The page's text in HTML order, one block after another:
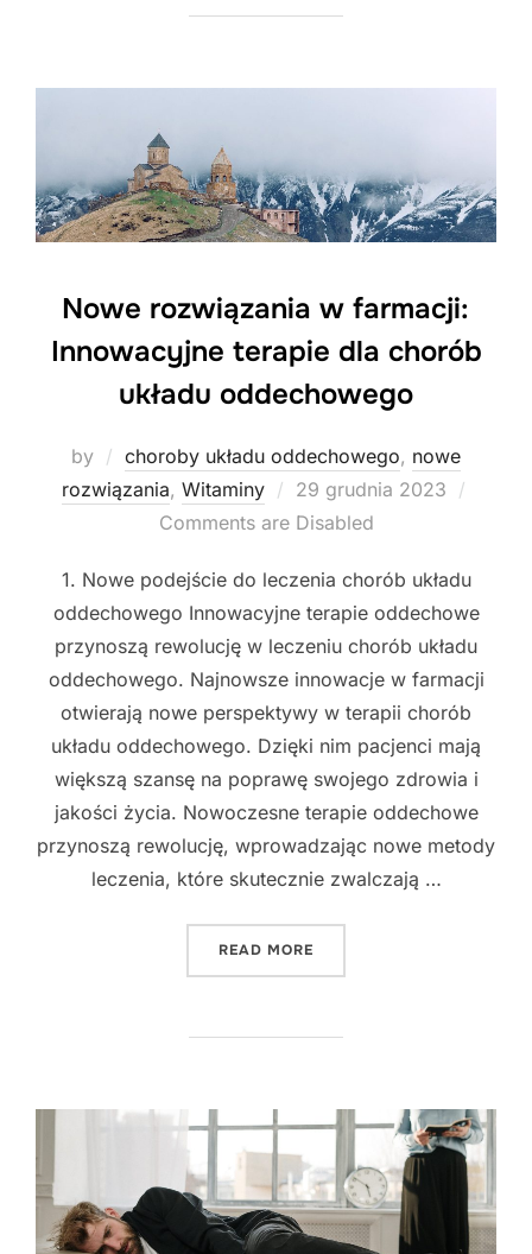
Nowe rozwiązania w farmacji:
Innowacyjne terapie dla chorób
układu oddechowego
by choroby układu oddechowego, nowe
rozwiązania, Witaminy
Posted
on
29 grudnia 2023
Comments are Disabled
1. Nowe podejście do leczenia chorób układu
oddechowego Innowacyjne terapie oddechowe
przynoszą rewolucję w leczeniu chorób układu
oddechowego. Najnowsze innowacje w farmacji
otwierają nowe perspektywy w terapii chorób
układu oddechowego. Dzięki nim pacjenci mają
większą szansę na poprawę swojego zdrowia i
jakości życia. Nowoczesne terapie oddechowe
przynoszą rewolucję, wprowadzając nowe metody
leczenia, które skutecznie zwalczają …
READ MORE